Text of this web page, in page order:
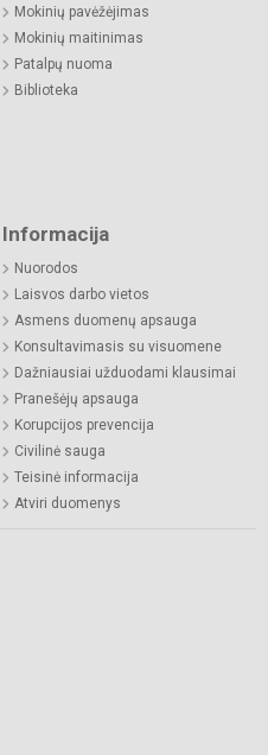
Mokinių pavėžėjimas
Mokinių maitinimas
Patalpų nuoma
Biblioteka
Informacija
Nuorodos
Laisvos darbo vietos
Asmens duomenų apsauga
Konsultavimasis su visuomene
Dažniausiai užduodami klausimai
Pranešėjų apsauga
Korupcijos prevencija
Civilinė sauga
Teisinė informacija
Atviri duomenys